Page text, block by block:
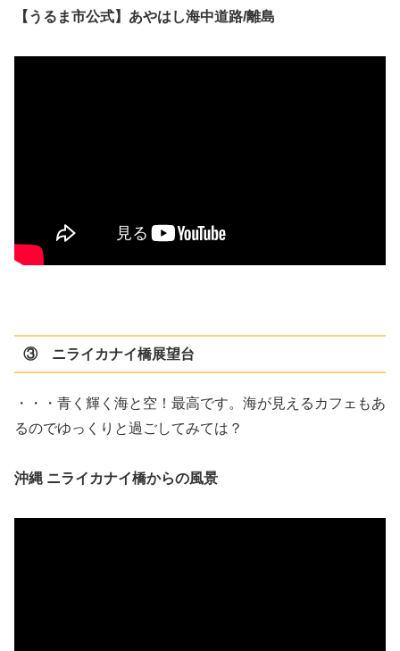
【うるま市公式】あやはし海中道路/離島
③ ニライカナイ橋展望台
・・・青く輝く海と空！最高です。海が見えるカフェもあ
るのでゆっくりと過ごしてみては？
沖縄 ニライカナイ橋からの風景